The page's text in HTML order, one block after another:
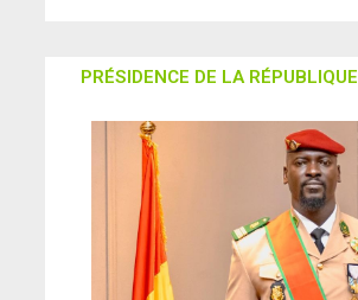
PRÉSIDENCE DE LA RÉPUBLIQUE